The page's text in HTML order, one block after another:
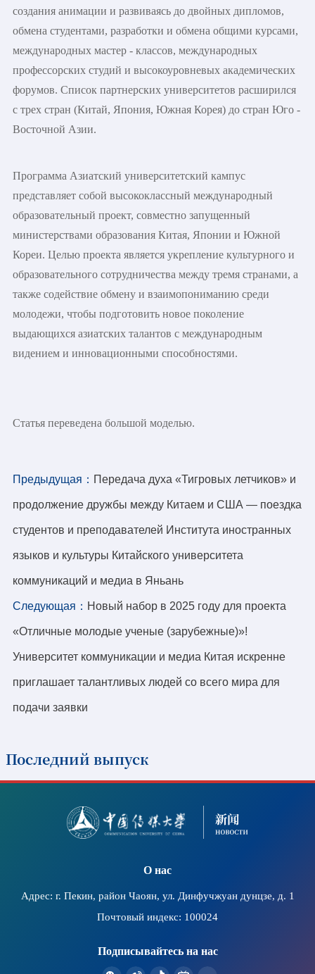
создания анимации и развиваясь до двойных дипломов,
обмена студентами, разработки и обмена общими курсами,
международных мастер - классов, международных
профессорских студий и высокоуровневых академических
форумов. Список партнерских университетов расширился
с трех стран (Китай, Япония, Южная Корея) до стран Юго -
Восточной Азии.
Программа Азиатский университетский кампус
представляет собой высококлассный международный
образовательный проект, совместно запущенный
министерствами образования Китая, Японии и Южной
Кореи. Целью проекта является укрепление культурного и
образовательного сотрудничества между тремя странами, а
также содействие обмену и взаимопониманию среди
молодежи, чтобы подготовить новое поколение
выдающихся азиатских талантов с международным
видением и инновационными способностями.
Статья переведена большой моделью.
Предыдущая： Передача духа «Тигровых летчиков» и
продолжение дружбы между Китаем и США — поездка
студентов и преподавателей Института иностранных
языков и культуры Китайского университета
коммуникаций и медиа в Яньань
Следующая： Новый набор в 2025 году для проекта
«Отличные молодые ученые (зарубежные)»!
Университет коммуникации и медиа Китая искренне
приглашает талантливых людей со всего мира для
подачи заявки
Последний выпуск
2026-07-11
В штаб-квартире ЮНЕСКО прошел организованный
Китайским коммуникационным университетом
распространения информации и защиты культурных
О нас
Адрес: г. Пекин, район Чаоян, ул. Динфучжуан дунцзе, д. 1
Почтовый индекс: 100024
Подписывайтесь на нас